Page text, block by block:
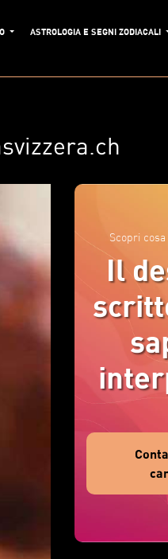
ASTROLOGIA E SEGNI ZODIACALI
Scopri
Il